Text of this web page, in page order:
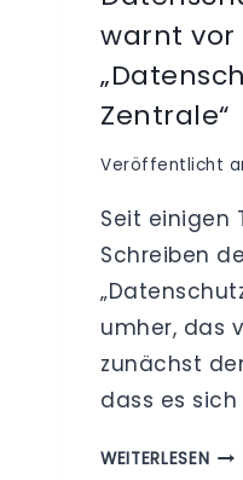
warnt vor
Zentrale“
Veröffentlicht
Seit einigen
Schreiben
umher, das
zunächst
dass es
WEITERLESEN